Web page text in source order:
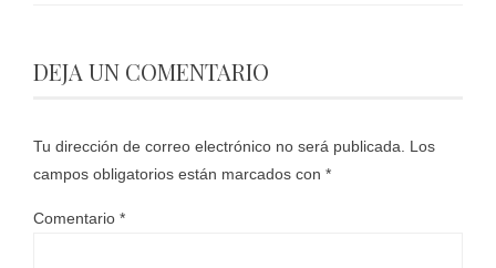
DEJA UN COMENTARIO
Tu dirección de correo electrónico no será publicada.
Los
campos obligatorios están marcados con *
Comentario *